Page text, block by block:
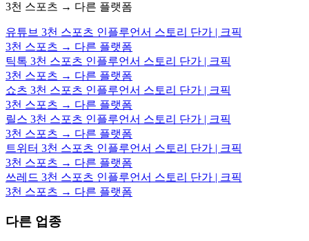
3천 스포츠 → 다른 플랫폼
유튜브 3천 스포츠 인플루언서 스토리 단가 | 크픽
3천 스포츠 → 다른 플랫폼
틱톡 3천 스포츠 인플루언서 스토리 단가 | 크픽
3천 스포츠 → 다른 플랫폼
쇼츠 3천 스포츠 인플루언서 스토리 단가 | 크픽
3천 스포츠 → 다른 플랫폼
릴스 3천 스포츠 인플루언서 스토리 단가 | 크픽
3천 스포츠 → 다른 플랫폼
트위터 3천 스포츠 인플루언서 스토리 단가 | 크픽
3천 스포츠 → 다른 플랫폼
쓰레드 3천 스포츠 인플루언서 스토리 단가 | 크픽
3천 스포츠 → 다른 플랫폼
다른 업종